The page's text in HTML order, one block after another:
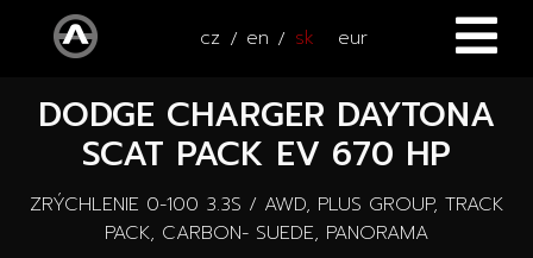
cz en sk eur
ÚVOD
VOZIDLÁ
Všetky vozidlá
ŠTVORKOLKY
DODGE CHARGER DAYTONA
SCAT PACK EV 670 HP
ZRÝCHLENIE 0-100 3.3S / AWD, PLUS GROUP, TRACK
PACK, CARBON- SUEDE, PANORAMA